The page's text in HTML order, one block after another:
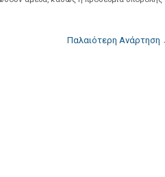
Παλαιότερη Ανάρτηση